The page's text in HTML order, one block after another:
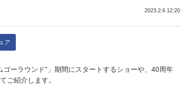
2023.2.6 12:20
ア
ゴーラウンド”」期間にスタートするショーや、40周年
ご紹介します。